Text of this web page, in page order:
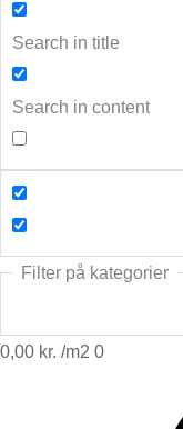
Search in title
Search in content
Filter på kategorier
0,00 kr. 0